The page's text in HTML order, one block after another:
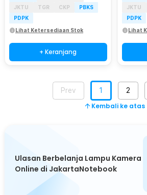
JKTU
TGR CKP
PBKS
PDPK
Lihat Ketersediaan Stok
+ Keranjang
JKTU
PDPK
Lihat
Prev 1 2
Kembali ke atas
Ulasan Berbelanja Lampu Kamera
Online di JakartaNotebook